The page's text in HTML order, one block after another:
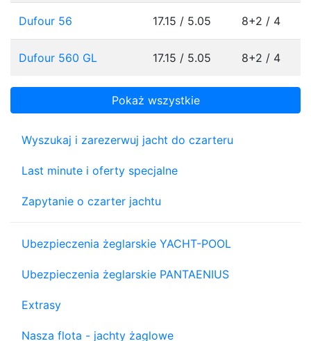
Dufour 56 17.15 / 5.05 8+2 / 4
Dufour 560 GL 17.15 / 5.05 8+2 / 4
Pokaż wszystkie
Wyszukaj i zarezerwuj jacht do czarteru
Last minute i oferty specjalne
Zapytanie o czarter jachtu
Ubezpieczenia żeglarskie YACHT-POOL
Ubezpieczenia żeglarskie PANTAENIUS
Extrasy
Nasza flota - jachty żaglowe